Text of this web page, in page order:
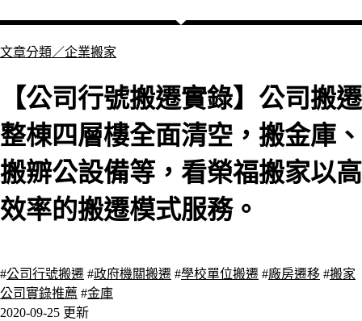
文章分類／企業搬家
【公司行號搬遷實錄】公司搬遷
整棟四層樓全面清空，搬金庫、
搬辧公設備等，看榮福搬家以高
效率的搬遷模式服務。
#公司行號搬遷 #政府機關搬遷 #學校單位搬遷 #廠房遷移 #搬家
公司實錄推薦 #金庫
2020-09-25 更新